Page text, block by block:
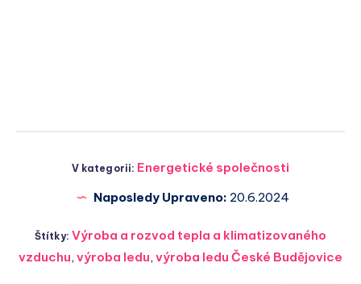
V kategorii: Energetické společnosti
Naposledy Upraveno: 20.6.2024
Štítky:Výroba a rozvod tepla a klimatizovaného
vzduchu, výroba ledu, výroba ledu České Budějovice